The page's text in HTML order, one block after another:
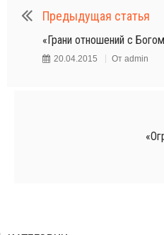
Предыдущая статья
«Грани отношений с
20.04.2015 От admin